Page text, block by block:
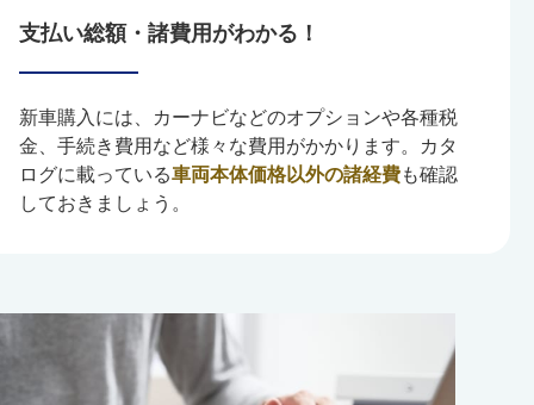
支払い総額・諸費用がわかる！
新車購入には、カーナビなどのオプションや各種税
金、手続き費用など様々な費用がかかります。カタ
ログに載っている車両本体価格以外の諸経費も確認
しておきましょう。